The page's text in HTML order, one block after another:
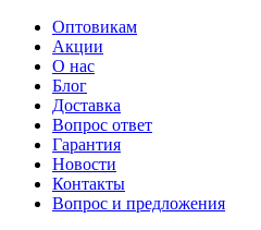
Оптовикам
Акции
О нас
Блог
Доставка
Вопрос ответ
Гарантия
Новости
Контакты
Вопрос и предложения